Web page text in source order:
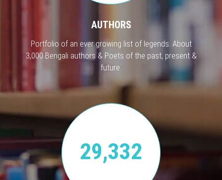
AUTHORS
Portfolio of an ever growing list of legends. About
3,000 Bengali authors & Poets of the past, present &
future.
29,332